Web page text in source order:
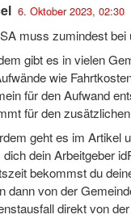
6. Oktober 2023, 02:30
muss zumindest
gibt es in vielen
wie
für den Aufwand
für den
geht es im Artikel
dein Arbeitgeber
bekommst du
dann von der
direkt von